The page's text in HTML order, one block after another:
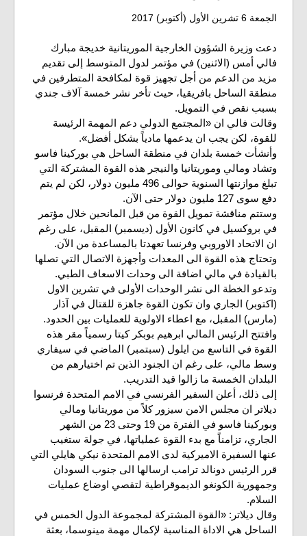
الجمعة 6 تشرين الأول (أكتوبر) 2017
دعت وزيرة الشؤون الخارجية الموريتانية خديجة مبارك
فالي أمس (الاثنين) في مؤتمر لدول المتوسط إلى تقديم
مزيد من الدعم من أجل تجهيز قوة لمكافحة المتطرفين في
منطقة الساحل بافريقيا، حيث تأخر نشر خمسة آلاف جندي
بسبب نقص في التمويل.
وقالت فالي ان «المجتمع الدولي دعم المهمة الرئيسة
للقوة، لكن يجب ان يدعمها مادياً بشكل أفضل».
وأنشأت خمسة بلدان في منطقة الساحل هي بوركينا فاسو
وتشاد ومالي وموريتانيا والنيجر هذه القوة المشتركة التي
تبلغ موازنتها السنوية حوالى 496 مليون دولار، لكن لم يتم
دفع سوى 127 مليون دولار حتى الآن.
وستتم مناقشة تمويل القوة من قبل المانحين خلال مؤتمر
في بروكسيل في كانون الأول (ديسمبر) المقبل، على رغم
ان الاتحاد الاوروبي وفرنسا تعهدتا بالمساعدة من الآن.
وتحتاج هذه القوة الى المعدات وأجهزة الاتصال التي تصلها
بالقيادة في مالي اضافة الى وحدات الاسعاف الطبي.
وتدعو الخطة الى نشر الوحدات الأولى في تشرين الاول
(اكتوبر) الجاري وان تكون القوة جاهزة للقتال في آذار
(مارس) المقبل، مع اعطاء الاولوية للعمليات بين الحدود.
وافتتح الرئيس المالي ابرهيم بوبكر كيتا رسمياً مقر هذه
القوة في التاسع من ايلول (سبتمبر) الماضي في سيفاري
وسط مالي، على رغم ان الجنود الذين تم اختيارهم من
البلدان الخمسة ما زالوا قيد التدريب.
إلى ذلك، أعلن السفير الفرنسي في الامم المتحدة فرنسوا
ديلاتر ان مجلس الامن سيزور كلاً من موريتانيا ومالي
وبوركينا فاسو في الفترة من 19 وحتى 23 من الشهر
الجاري، تزامناً مع بدء القوة عملياتها، في جولة ستغيب
عنها السفيرة الاميركية لدى الامم المتحدة نيكي هايلي التي
قرر الرئيس دونالد ترامب ارسالها الى جنوب السودان
وجمهورية الكونغو الديموقراطية لتقصي اوضاع عمليات
السلام.
وقال ديلاتر: «القوة المشتركة لمجموعة الدول الخمس في
الساحل هي الاداة المناسبة لإكمال مهمة مينوسما، بعثة